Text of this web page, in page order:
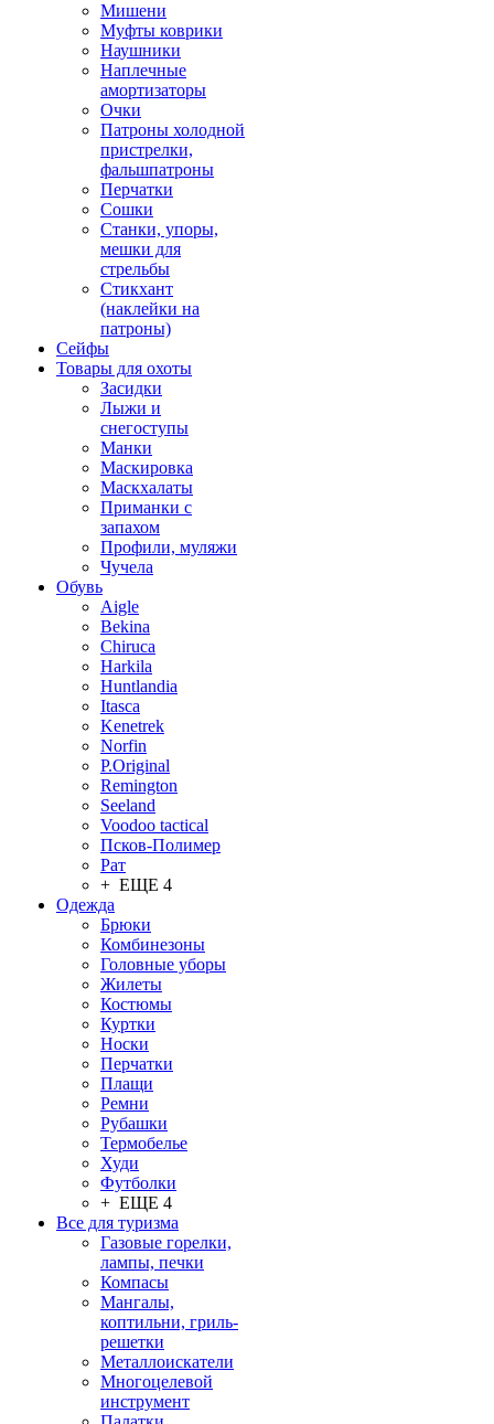
Мишени
Муфты коврики
Наушники
Наплечные
амортизаторы
Очки
Патроны холодной
пристрелки,
фальшпатроны
Перчатки
Сошки
Станки, упоры,
мешки для
стрельбы
Стикхант
(наклейки на
патроны)
Сейфы
Товары для охоты
Засидки
Лыжи и
снегоступы
Манки
Маскировка
Маскхалаты
Приманки с
запахом
Профили, муляжи
Чучела
Обувь
Aigle
Bekina
Chiruсa
Harkila
Huntlandia
Itasca
Kenetrek
Norfin
P.Original
Remington
Seeland
Voodoo tactical
Псков-Полимер
Рат
+ ЕЩЕ 4
Одежда
Брюки
Комбинезоны
Головные уборы
Жилеты
Костюмы
Куртки
Носки
Перчатки
Плащи
Ремни
Рубашки
Термобелье
Худи
Футболки
+ ЕЩЕ 4
Все для туризма
Газовые горелки,
лампы, печки
Компасы
Мангалы,
коптильни, гриль-
решетки
Металлоискатели
Многоцелевой
инструмент